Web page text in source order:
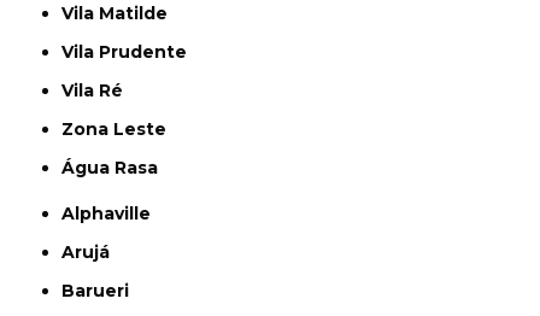
Vila Matilde
Vila Prudente
Vila Ré
Zona Leste
Água Rasa
Alphaville
Arujá
Barueri